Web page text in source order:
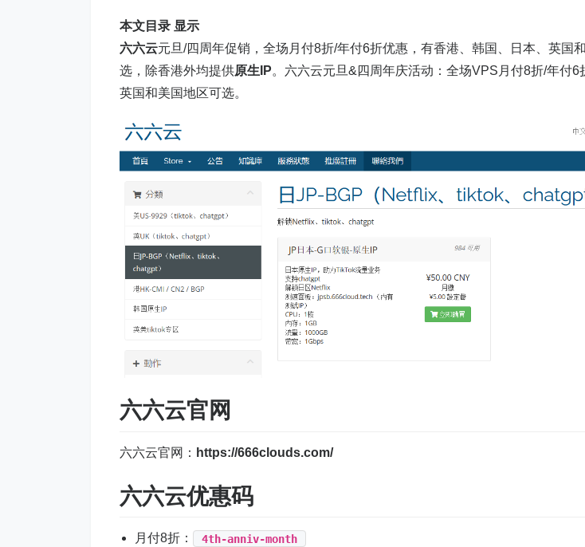
本文目录 显示
六六云元旦/四周年促销，全场月付8折/年付6折优惠，有香港、韩国、日本、英国
选，除香港外均提供原生IP。六六云元旦&四周年庆活动：全场VPS月付8折/年付6
英国和美国地区可选。
六六云官网
六六云官网： https://666clouds.com/
六六云优惠码
月付8折： 4th-anniv-month